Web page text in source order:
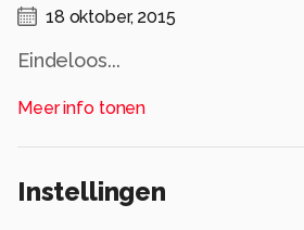
18 oktober, 2015
Eindeloos...
Alle rechten voorbehouden
Meer info tonen
Instellingen